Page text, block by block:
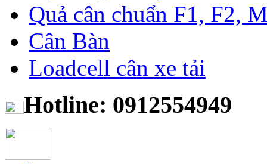
Quả cân chuẩn F1, F2,
Cân Bàn
Loadcell cân xe tải
Hotline: 0912554949